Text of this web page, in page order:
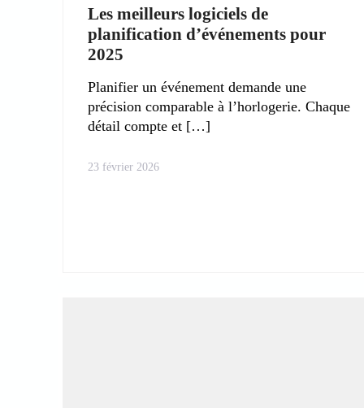
Les meilleurs logiciels de
planification d’événements pour
2025
Planifier un événement demande une
précision comparable à l’horlogerie. Chaque
détail compte et
23 février 2026